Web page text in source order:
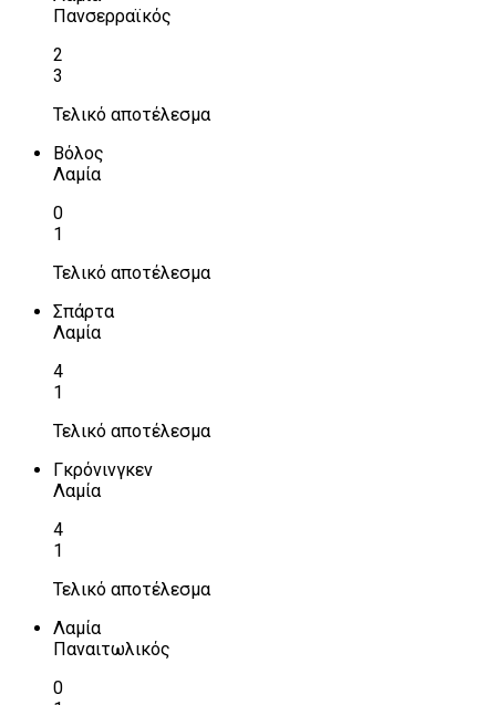
Πανσερραϊκός
2
3
Τελικό αποτέλεσμα
Βόλος
Λαμία
0
1
Τελικό αποτέλεσμα
Σπάρτα
Λαμία
4
1
Τελικό αποτέλεσμα
Γκρόνινγκεν
Λαμία
4
1
Τελικό αποτέλεσμα
Λαμία
Παναιτωλικός
0